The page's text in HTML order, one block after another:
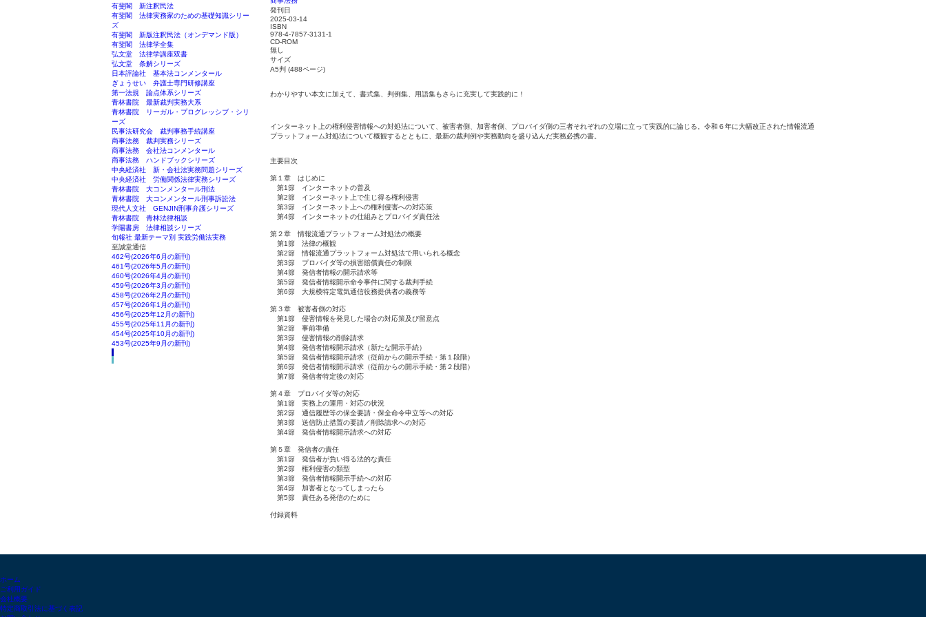
発刊日
2025-03-14
ISBN
978-4-7857-3131-1
CD-ROM
無し
サイズ
A5判 (488ページ)
わかりやすい本文に加えて、書式集、判例集、用語集もさらに充実して実践的に！
インターネット上の権利侵害情報への対処法について、被害者側、加害者側、プロバイダ側の三者それぞれの立場に立って実践的に論じる。令和６年に大幅改正された情報流通
プラットフォーム対処法について概観するとともに、最新の裁判例や実務動向を盛り込んだ実務必携の書。
主要目次
第１章 はじめに
第1節 インターネットの普及
第2節 インターネット上で生じ得る権利侵害
第3節 インターネット上への権利侵害への対応策
第4節 インターネットの仕組みとプロバイダ責任法
第２章 情報流通プラットフォーム対処法の概要
第1節 法律の概観
第2節 情報流通プラットフォーム対処法で用いられる概念
第3節 プロバイダ等の損害賠償責任の制限
第4節 発信者情報の開示請求等
第5節 発信者情報開示命令事件に関する裁判手続
第6節 大規模特定電気通信役務提供者の義務等
第３章 被害者側の対応
第1節 侵害情報を発見した場合の対応策及び留意点
第2節 事前準備
第3節 侵害情報の削除請求
第4節 発信者情報開示請求（新たな開示手続）
第5節 発信者情報開示請求（従前からの開示手続・第１段階）
第6節 発信者情報開示請求（従前からの開示手続・第２段階）
第7節 発信者特定後の対応
第４章 プロバイダ等の対応
第1節 実務上の運用・対応の状況
第2節 通信履歴等の保全要請・保全命令申立等への対応
第3節 送信防止措置の要請／削除請求への対応
第4節 発信者情報開示請求への対応
第５章 発信者の責任
第1節 発信者が負い得る法的な責任
第2節 権利侵害の類型
第3節 発信者情報開示手続への対応
第4節 加害者となってしまったら
第5節 責任ある発信のために
付録資料
有斐閣 新注釈民法
有斐閣 法律実務家のための基礎知識シリー
ズ
有斐閣 新版注釈民法（オンデマンド版）
有斐閣 法律学全集
弘文堂 法律学講座双書
弘文堂 条解シリーズ
日本評論社 基本法コンメンタール
ぎょうせい 弁護士専門研修講座
第一法規 論点体系シリーズ
青林書院 最新裁判実務大系
青林書院 リーガル・プログレッシブ・シリ
ーズ
民事法研究会 裁判事務手続講座
商事法務 裁判実務シリーズ
商事法務 会社法コンメンタール
商事法務 ハンドブックシリーズ
中央経済社 新・会社法実務問題シリーズ
中央経済社 労働関係法律実務シリーズ
青林書院 大コンメンタール刑法
青林書院 大コンメンタール刑事訴訟法
現代人文社 GENJIN刑事弁護シリーズ
青林書院 青林法律相談
学陽書房 法律相談シリーズ
旬報社 最新テーマ別 実践労働法実務
至誠堂通信
462号(2026年6月の新刊)
461号(2026年5月の新刊)
460号(2026年4月の新刊)
459号(2026年3月の新刊)
458号(2026年2月の新刊)
457号(2026年1月の新刊)
456号(2025年12月の新刊)
455号(2025年11月の新刊)
454号(2025年10月の新刊)
453号(2025年9月の新刊)
ホーム
ご利用ガイド
会社概要
特定商取引法に基づく表記